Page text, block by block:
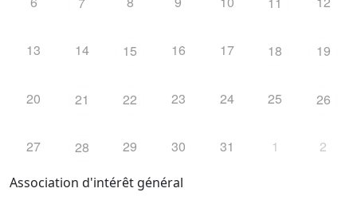
13 14 15 16 17 18 19
20 21 22 23 24 25 26
27 28 29 30 31 1 2
Association d'intérêt général